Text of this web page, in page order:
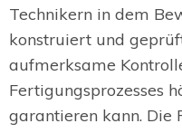
Technikern in dem
konstruiert und
aufmerksame
Fertigungsprozesses
garantieren kann. Die